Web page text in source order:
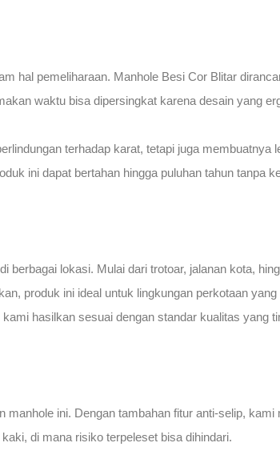
hal pemeliharaan. Manhole Besi Cor Blitar
waktu bisa dipersingkat karena desain yang
terhadap karat, tetapi juga
ini dapat bertahan hingga puluhan tahun tanpa
berbagai lokasi. Mulai dari trotoar, jalanan kota,
produk ini ideal untuk lingkungan perkotaan
hasilkan sesuai dengan standar kualitas yang
ini. Dengan tambahan fitur anti-selip,
di mana risiko terpeleset bisa dihindari.